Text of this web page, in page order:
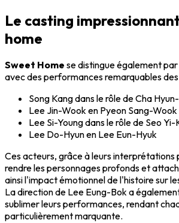
Le casting
home
Sweet Home se distingue également
avec des performances remarquables
Song Kang dans le rôle de Cha
Lee Jin-Wook en Pyeon Sang-Wook
Lee Si-Young dans le rôle de Seo Yi-
Lee Do-Hyun en Lee Eun-Hyuk
Ces acteurs, grâce à leurs interprétations
rendre les personnages profonds et
ainsi l'impact émotionnel de l'histoire sur
La direction de Lee Eung-Bok a
sublimer leurs performances, rendant
particulièrement marquante.